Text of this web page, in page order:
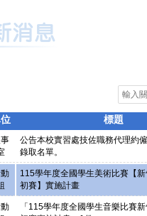
標題
公告本校實習處技佐職務代理約
錄取名單。
115學年度全國學生美術比賽【
初賽】實施計畫
「115學年度全國學生音樂比賽